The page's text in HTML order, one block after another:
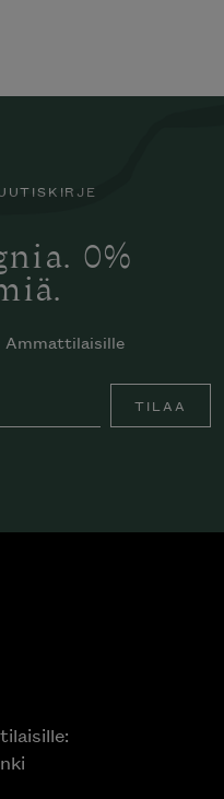
0%
Ammattilaisille
TILAA